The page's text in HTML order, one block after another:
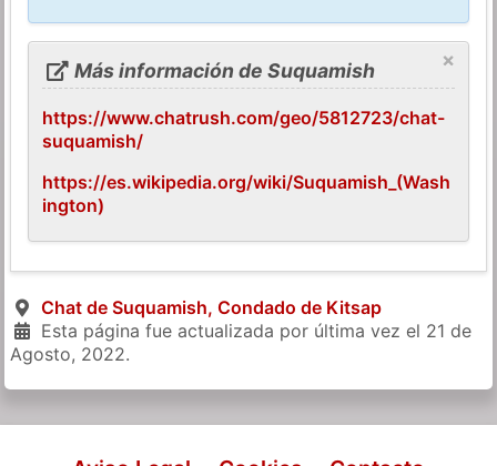
×
Más información de Suquamish
https://www.chatrush.com/geo/5812723/chat-
suquamish/
https://es.wikipedia.org/wiki/Suquamish_(Wash
ington)
Chat de Suquamish, Condado de Kitsap
Esta página fue actualizada por última vez el 21 de
Agosto, 2022.